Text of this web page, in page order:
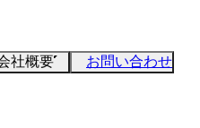
社概要 お問い合わせ